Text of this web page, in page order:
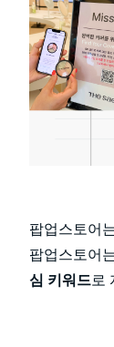
팝업스토어
팝업스토어
심 키워드로